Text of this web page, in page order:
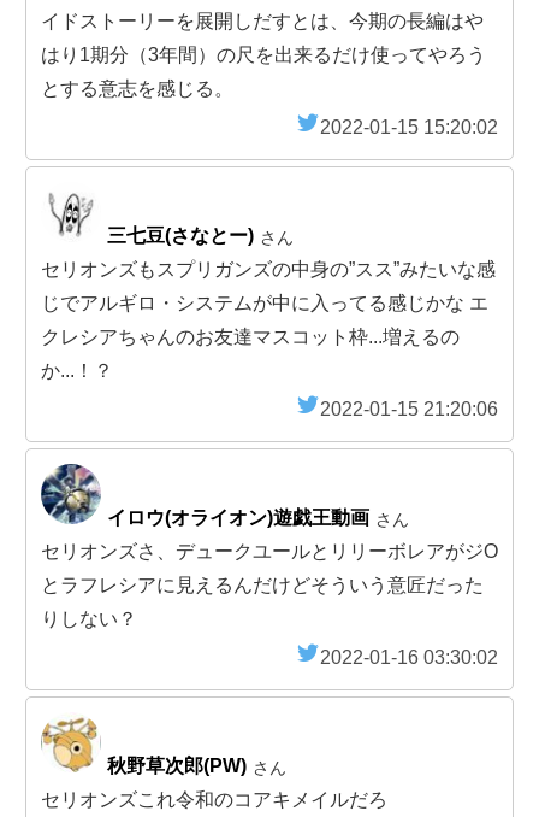
イドストーリーを展開しだすとは、今期の長編はや
はり1期分（3年間）の尺を出来るだけ使ってやろう
とする意志を感じる。
2022-01-15 15:20:02
三七豆(さなとー) さん
セリオンズもスプリガンズの中身の”スス”みたいな感
じでアルギロ・システムが中に入ってる感じかな エ
クレシアちゃんのお友達マスコット枠...増えるの
か...！？
2022-01-15 21:20:06
イロウ(オライオン)遊戯王動画 さん
セリオンズさ、デュークユールとリリーボレアがジO
とラフレシアに見えるんだけどそういう意匠だった
りしない？
2022-01-16 03:30:02
秋野草次郎(PW) さん
セリオンズこれ令和のコアキメイルだろ